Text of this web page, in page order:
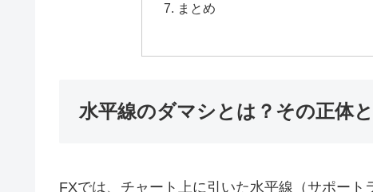
まとめ
水平線のダマシとは？その正体
FXでは、チャート上に引いた水平線（サポー